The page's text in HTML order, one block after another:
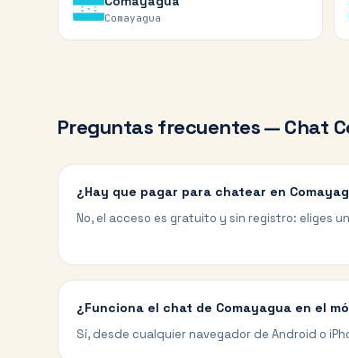
Comayagua
Preguntas frecuentes — Chat
¿Hay que pagar para chatear en
No, el acceso es gratuito y sin registro: eliges
¿Funciona el chat de Comayagua en el
Sí, desde cualquier navegador de Android o